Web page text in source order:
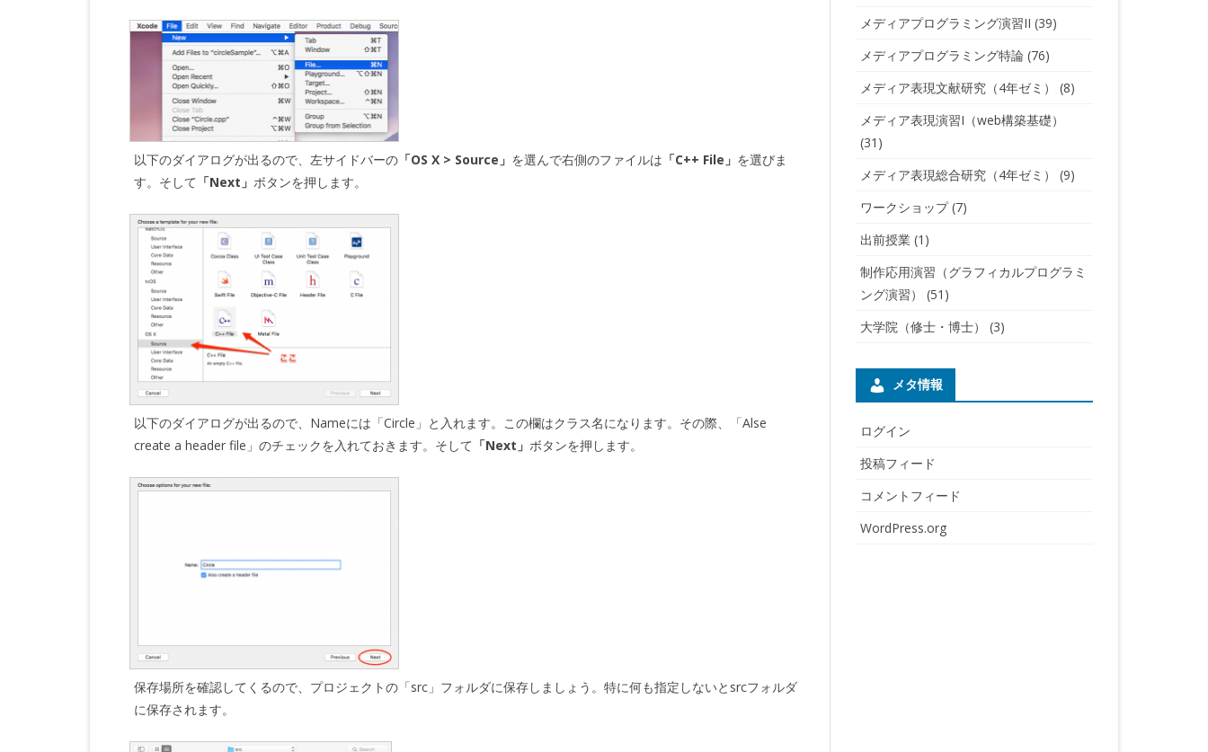
以下のダイアログが出るので、左サイドバーの 「OS X > Source」 を選んで右側のファイルは 「C++ File」 を選びま
す。そして 「Next」 ボタンを押します。
以下のダイアログが出るので、Nameには「Circle」と入れます。この欄はクラス名になります。その際、「Alse
create a header file」のチェックを入れておきます。そして 「Next」 ボタンを押します。
保存場所を確認してくるので、プロジェクトの「src」フォルダに保存しましょう。特に何も指定しないとsrcフォルダ
に保存されます。
メディアプログラミング演習II (39)
メディアプログラミング特論(76)
メディア表現文献研究（4年ゼミ）
(8)
メディア表現演習I（web構築基礎）
(31)
メディア表現総合研究（4年ゼミ）
(9)
ワークショップ(7)
出前授業(1)
制作応用演習（グラフィカルプログラミ
ング演習）
(51)
大学院（修士・博士）
(3)
メタ情報
ログイン
投稿フィード
コメントフィード
WordPress.org